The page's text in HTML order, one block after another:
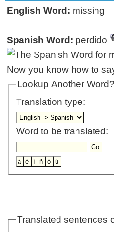
English Word: missing
Spanish Word: perdido
Now you know how to
Lookup Another Word?
Translation type:
Word to be translated:
Translated sentences